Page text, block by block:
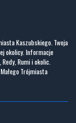
Kaszubskiego. Twoja
okolicy. Informacje
Rumi i okolic.
Trójmiasta